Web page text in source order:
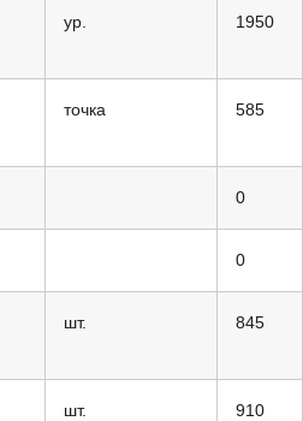
ур. 1950
точка 585
0
0
шт. 845
шт. 910